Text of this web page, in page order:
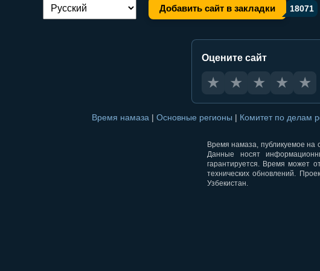
Переключение языка: Добавить сайт в закладки 18071
Оцените сайт
★ ★ ★ ★ ★
Время намаза | Основные регионы | Комитет по делам
Время намаза, публикуемое на
Данные носят
гарантируется. Время может
технических обновлений.
Узбекистан.